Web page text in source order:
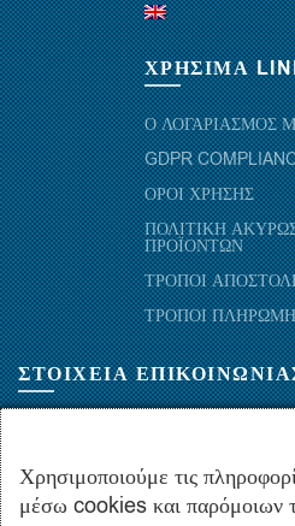
ΧΡΗΣΙΜΑ
Ο ΛΟΓΑΡΙΑΣΜΟΣ
GDPR
ΟΡΟΙ ΧΡΗΣΗΣ
ΠΟΛΙΤΙΚΗ
ΠΡΟΪΟΝΤΩΝ
ΤΡΟΠΟΙ
ΤΡΟΠΟΙ
ΣΤΟΙΧΕΙΑ
+30.210-5143367,+30.210-
+30.210-5133976
Χρησιμοποιούμε τις
μέσω cookies και παρόμοιων